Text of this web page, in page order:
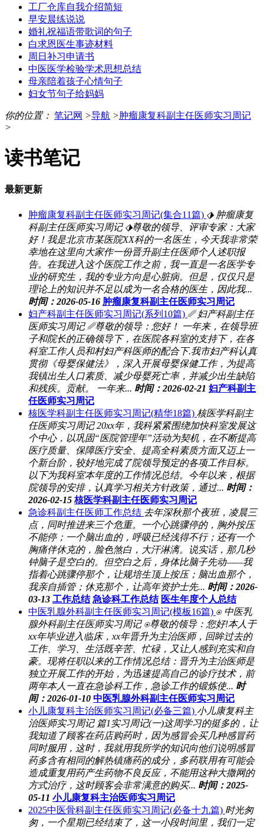
工厂仓库自我介绍简短
早安晨练说说
婚礼祝福语带歌词的句子
白求恩医生事迹材料
周日补习申请书
中医医学检验学术思想总结
母亲陪着孩子心情句子
妇女节句子给妈妈
你的位置： 笔记网 >导航 >肿瘤康复科副主任医师实习周记
>
读书笔记
最新更新
肿瘤康复科副主任医师实习周记(集合11篇) ⬗ 肿瘤康复
科副主任医师实习周记 ⬗尊敬的领导、评审专家：大家
好！我是北京市某医院XX科的一名医生，今天我非常荣
幸地在这里向大家作一份晋升副主任医师个人述职报
告。在我进入这个医院工作之前，我一直是一名医学专
业的研究生，我的专业方向是心脏病。但是，仅仅只是
理论上的知识并不足以成为一名合格的医生，因此我...
时间：2026-05-16 肿瘤康复科副主任医师实习周记
妇产科副主任医师实习周记(系列10篇) ␥ 妇产科副主任
医师实习周记 ␥尊敬的领导：您好！ 一年来，在领导班
子和院长的正确领导下，在医院各科室的支持下，在各
科室工作人员和村妇产科医师的配合下.我市妇产科认真
贯彻《母婴保健法》，深入开展母婴保健工作，为提高
我镇出生人口素质、减少母婴死亡率，并减少出生缺陷
和残疾。贡献。 一年来... 时间：2026-02-21 妇产科副主
任医师实习周记
核医学科副主任医师实习周记(精华18篇) 核医学科副主
任医师实习周记 20xx年，我科紧紧围绕加快科室发展这
个中心，以巩固“医院管理年”活动为契机，在不断提高
医疗质量、保障医疗安全、提高全科素质方面又迈上一
个新台阶，较好地完成了院领导预定的各项工作目标。
以下为我科室本年度的工作情况总结。今年以来，根据
院领导的安排，认真学习相关方针政策，通过... 时间：
2026-02-15 核医学科副主任医师实习周记
急诊科副主任医师工作总结 去年深秋那个夜班，凌晨三
点，同时推进来三个危重。一个心跳骤停的，胸外按压
不能停；一个脑出血的，呼吸已经浅得不行；还有一个
胸痛伴休克的，脸色煞白，大汗淋漓。说实话，那几秒
钟脑子是空白的。但空白之后，身体比脑子先动——我
指着心跳骤停那个，让规培生顶上按压；脑出血那个，
我亲自插管；休克那个，让高年资护士先... 时间：2026-
03-13 工作总结 急诊科工作总结 医生年度个人总结
中医乳腺外科副主任医师实习周记(模板16篇) ⍟ 中医乳
腺外科副主任医师实习周记 ⍟尊敬的领导：您好!本人于
xx年毕业进入临床，xx年晋升为主治医师，回眸过去的
工作、学习、生活既辛苦、忙碌，又让人感到充实和自
豪。现将任职以来的工作情况总结：晋升为主治医师是
独立开展工作的开始，为迅速提高自己的诊疗技术，前
两年本人一直在急诊科工作，急诊工作的锻炼使... 时
间：2026-01-10 中医乳腺外科副主任医师实习周记
小儿康复科主治医师实习周记(必备三篇) 小儿康复科主
治医师实习周记 篇1实习周记(一)这周学习的挺多的，让
我知道了顾客在药店购药时，因为感冒会买几种感冒药
同时服用，这时，我就用我所学的知识向他们说明感冒
药多含有相同的解热镇痛药的成分，多药联用有可能会
造成重复用药产生药物不良反应，不能用这种大撒网的
方式治疗，这时顾客会非常满意的购买... 时间：2025-
05-11 小儿康复科主治医师实习周记
2025中医骨科副主任医师实习周记(必备十九篇) 时光匆
匆，一个星期已经结束了，这一小段时间里，我们一定